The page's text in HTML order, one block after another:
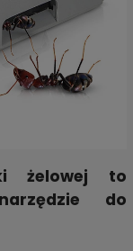
żelowej to
do